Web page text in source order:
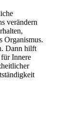
verändern
Organismus.
Dann hilft
Innere